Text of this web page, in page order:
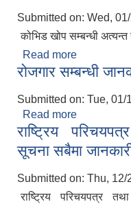
Submitted on: Wed,
कोभिड खोप सम्बन्धी
Read more
रोजगार सम्बन्धी
Submitted on: Tue, 01/
Read more
राष्ट्रिय
सूचना सबैमा
Submitted on: Thu, 12/
राष्ट्रिय परिचयपत्र